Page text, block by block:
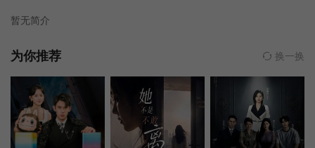
暂无简介
为你推荐 换一换